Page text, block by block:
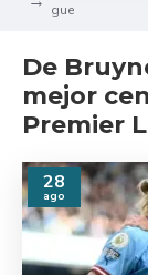
gue
De
mejor
Premier
28
ago